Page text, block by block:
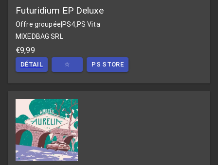
Futuridium EP Deluxe
Offre groupée PS4,PS Vita
MIXEDBAG SRL
€9,99
DÉTAIL ☆ PS STORE